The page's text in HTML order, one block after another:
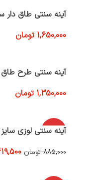
آینه سنتی طاق دار
1,650,000 تومان
آینه سنتی طرح
1,350,000 تومان
-30%
آینه سنتی لوزی
885,000 تومان